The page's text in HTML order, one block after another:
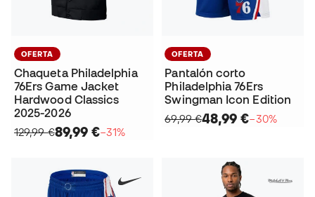
OFERTA
Chaqueta Philadelphia
76Ers Game Jacket
Hardwood Classics
2025-2026
129,99 €89,99 €−31%
OFERTA
Pantalón corto
Philadelphia 76Ers
Swingman Icon Edition
69,99 €48,99 €−30%